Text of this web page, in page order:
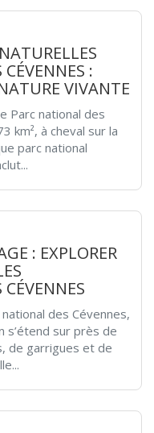
:
VIVANTE
Parc national des
km², à cheval sur la
parc national
: EXPLORER
des Cévennes,
s’étend sur près de
de garrigues et de